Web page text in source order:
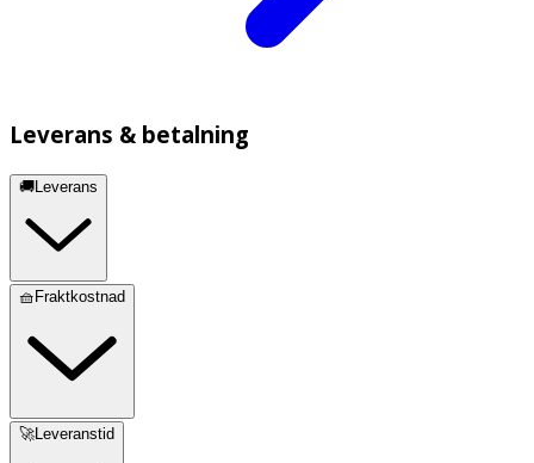
Leverans & betalning
🚚Leverans
🧺Fraktkostnad
🚀Leveranstid